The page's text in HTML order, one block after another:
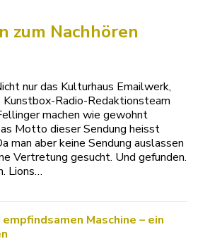
zum Nachhören
nur das Kulturhaus Emailwerk,
Kunstbox-Radio-Redaktionsteam
machen wie gewohnt
Motto dieser Sendung heisst
man aber keine Sendung auslassen
Vertretung gesucht. Und gefunden.
Lions…
Maschine – ein